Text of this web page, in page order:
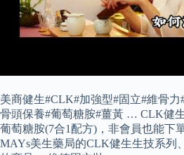
美商健生#CLK#加強型#固立#維骨力
骨頭保養#葡萄糖胺#薑黃 … CLK健
葡萄糖胺(7合1配方)，非會員也能下
MAYs美生藥局的CLK健生生技系列